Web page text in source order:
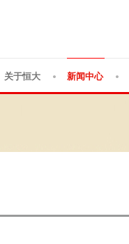
关于恒大 新闻中心